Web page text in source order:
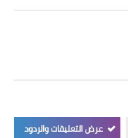
عرض التعليقات والردود